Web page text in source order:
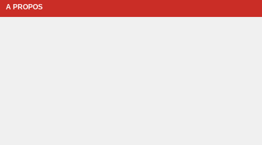
A PROPOS